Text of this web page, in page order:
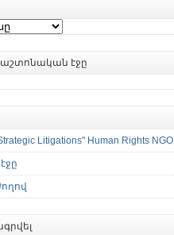
էջը
Litigations" Human Rights NGO